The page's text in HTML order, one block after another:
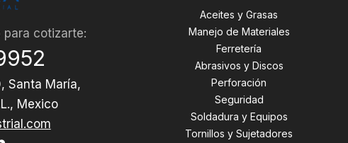
para cotizarte:
Santa María,
Mexico
Aceites y Grasas
Manejo de Materiales
Ferretería
Abrasivos y Discos
Perforación
Seguridad
Soldadura y Equipos
Tornillos y Sujetadores